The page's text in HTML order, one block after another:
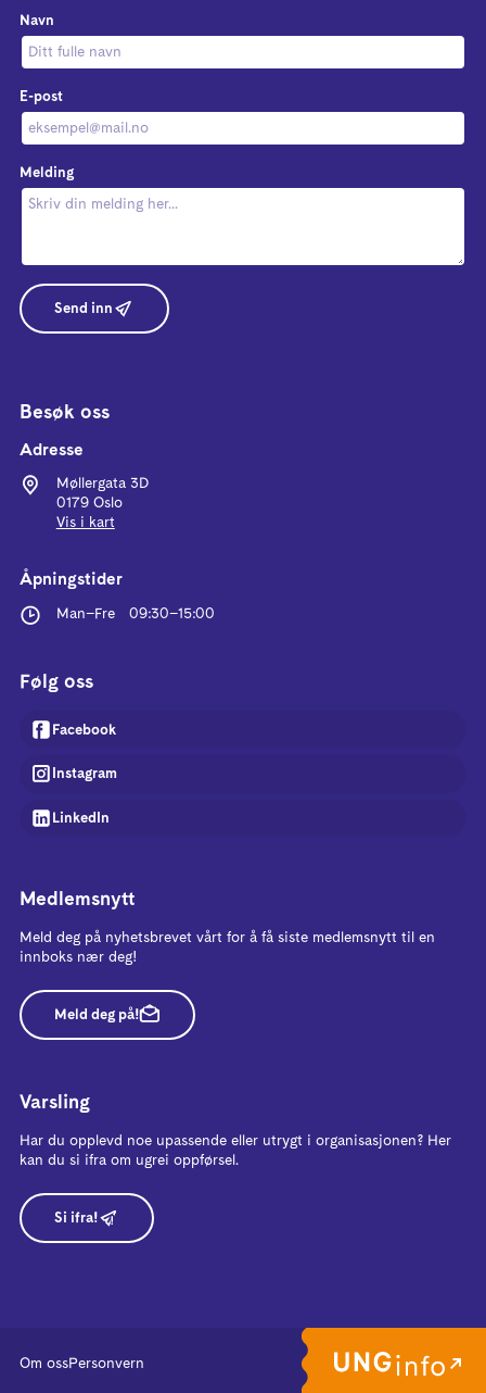
Navn
E-post
Melding
Send inn
Besøk oss
Adresse
Møllergata 3D
0179 Oslo
Vis i kart
Åpningstider
Man–Fre 09:30–15:00
Følg oss
Facebook
Instagram
LinkedIn
Medlemsnytt
Meld deg på nyhetsbrevet vårt for å få siste medlemsnytt til en
innboks nær deg!
Meld deg på!
Varsling
Har du opplevd noe upassende eller utrygt i organisasjonen? Her
kan du si ifra om ugrei oppførsel.
Si ifra!
Om ossPersonvern